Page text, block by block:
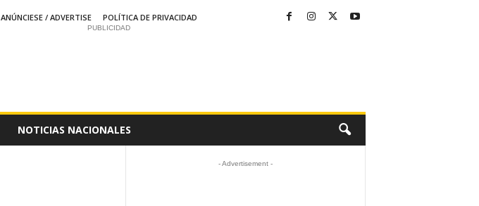
ANÚNCIESE / ADVERTISE
POLÍTICA DE PRIVACIDAD
PUBLICIDAD
NOTICIAS NACIONALES
- Advertisement -